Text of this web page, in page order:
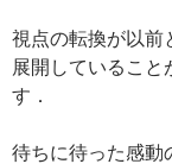
視点の転換が以前
展開しているこ
す．
待ちに待った感動